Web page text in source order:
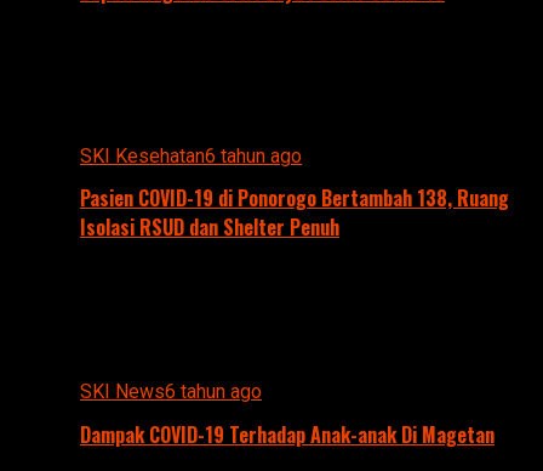
SKI Kesehatan6 tahun ago
Pasien COVID-19 di Ponorogo Bertambah 138, Ruang
Isolasi RSUD dan Shelter Penuh
SKI News6 tahun ago
Dampak COVID-19 Terhadap Anak-anak Di Magetan